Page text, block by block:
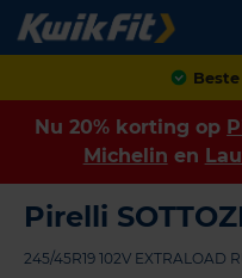
Nu 20% korting op
Michelin en
Pirelli
245/45R19 102V EXTRALOAD